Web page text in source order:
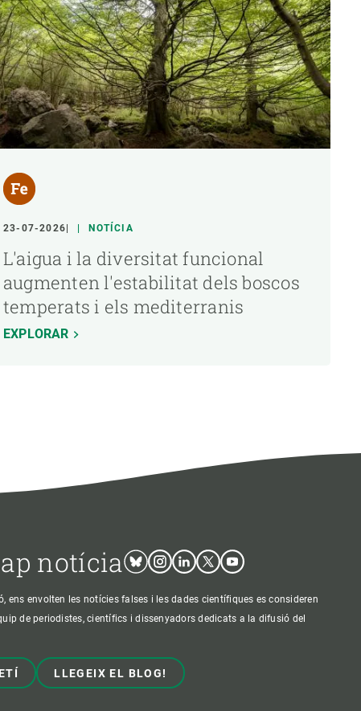
23-07-2026 NOTÍCIA
L'aigua i la diversitat funcional
augmenten l'estabilitat dels boscos
temperats i els mediterranis
EXPLORAR
notícia BlueskyInstagram
LinkedinTwitterYoutube
ens envolten les notícies falses i les dades científiques es consideren
de periodistes, científics i dissenyadors dedicats a la difusió del
LLEGEIX EL BLOG!